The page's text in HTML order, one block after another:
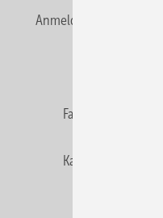
Anmelden
Fachbeiträge
Karriere bei Gentner